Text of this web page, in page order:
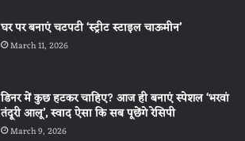
घर पर बनाएं चटपटी ‘स्ट्रीट स्टाइल चाऊमीन’
March 11, 2026
डिनर में कुछ हटकर चाहिए? आज ही बनाएं स्पेशल ‘भरवां
तंदूरी आलू’, स्वाद ऐसा कि सब पूछेंगे रेसिपी
March 9, 2026